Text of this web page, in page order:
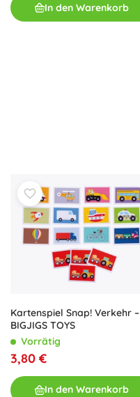
In den Warenkorb
Kartenspiel Snap! Verkehr –
BIGJIGS TOYS
Vorrätig
3,80 €
In den Warenkorb